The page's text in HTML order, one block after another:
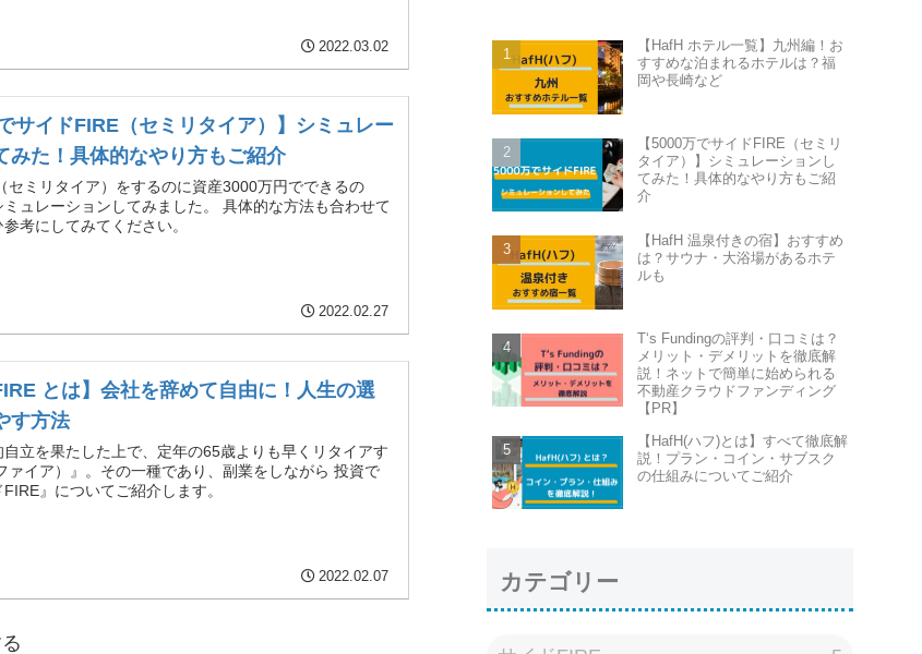
2022.03.02
サイドFIRE（セミリタイア）】シミュレー
みた！具体的なやり方もご紹介
セミリタイア）をするのに資産3000万円でできるの
ュレーションしてみました。 具体的な方法も合わせて
考にしてみてください。
2022.02.27
とは】会社を辞めて自由に！人生の選
す方法
立を果たした上で、定年の65歳よりも早くリタイアす
ァイア）』。その一種であり、副業をしながら 投資で
』についてご紹介します。
2022.02.07
【HafH ホテル一覧】九州編！お
すすめな泊まれるホテルは？福
岡や長崎など
【5000万でサイドFIRE（セミリ
タイア）】シミュレーションし
てみた！具体的なやり方もご紹
介
【HafH 温泉付きの宿】おすすめ
は？サウナ・大浴場があるホテ
ルも
T‘s Fundingの評判・口コミは？
メリット・デメリットを徹底解
説！ネットで簡単に始められる
不動産クラウドファンディング
【PR】
【HafH(ハフ)とは】すべて徹底解
説！プラン・コイン・サブスク
の仕組みについてご紹介
カテゴリー